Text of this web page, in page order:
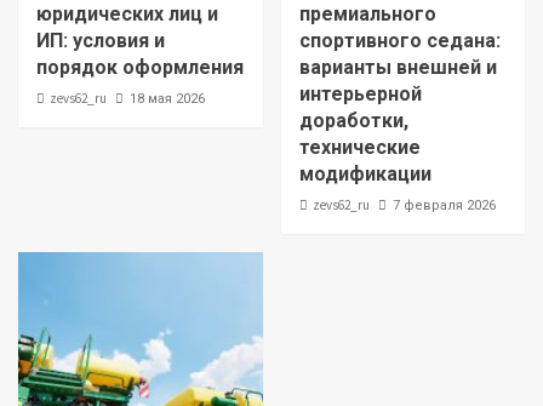
юридических лиц и
ИП: условия и
порядок оформления
zevs62_ru 18 мая 2026
премиального
спортивного седана:
варианты внешней и
интерьерной
доработки,
технические
модификации
zevs62_ru 7 февраля 2026